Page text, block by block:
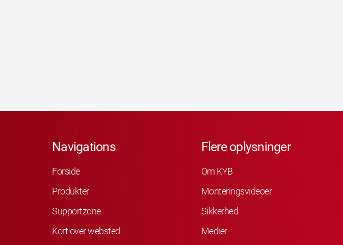
Navigations
Forside
Produkter
Supportzone
Kort over websted
Flere oplysninger
Om KYB
Monteringsvideoer
Sikkerhed
Medier